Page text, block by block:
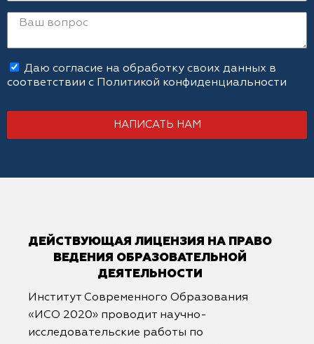
Даю согласие на обработку своих данных в
соответствии с Политикой конфиденциальности
НАПИСАТЬ НАМ
ДЕЙСТВУЮЩАЯ ЛИЦЕНЗИЯ НА ПРАВО
ВЕДЕНИЯ ОБРАЗОВАТЕЛЬНОЙ
ДЕЯТЕЛЬНОСТИ
Институт Современного Образования
«ИСО 2020» проводит научно-
исследовательские работы по